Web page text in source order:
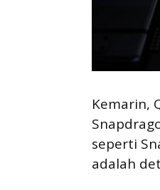
Kemarin,
seperti
adalah